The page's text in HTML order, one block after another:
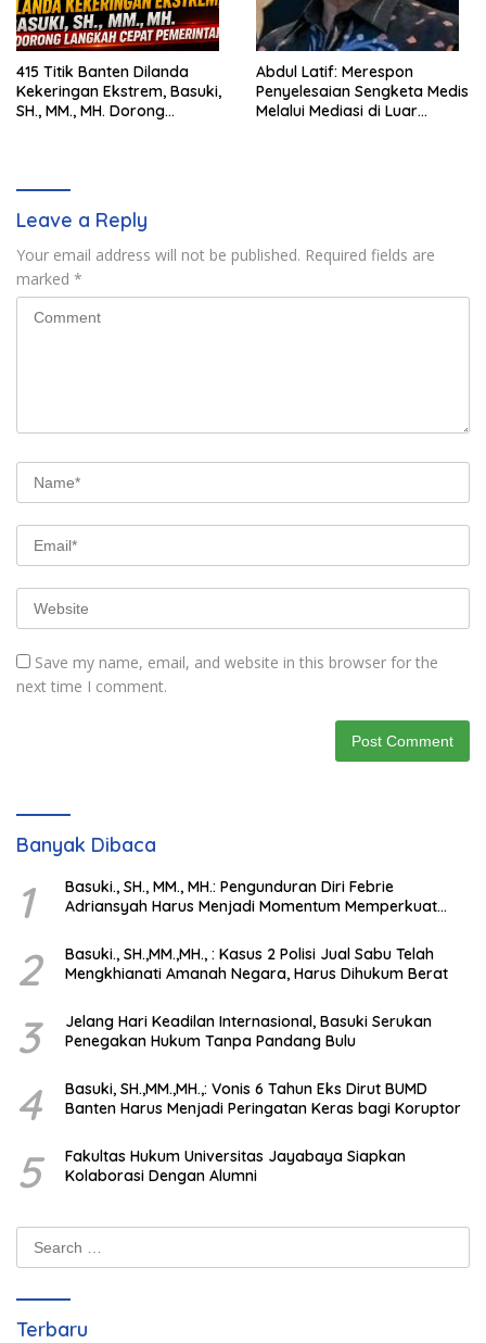
415 Titik Banten Dilanda
Kekeringan Ekstrem, Basuki,
SH., MM., MH. Dorong
Abdul Latif: Merespon
Penyelesaian Sengketa Medis
Melalui Mediasi di Luar
Leave a Reply
Your email address will not be published. Required fields are
marked *
Save my name, email, and website in this browser for the
next time I comment.
Banyak Dibaca
1
Basuki., SH., MM., MH.: Pengunduran Diri Febrie
Adriansyah Harus Menjadi Momentum Memperkuat
2
Basuki., SH.,MM.,MH., : Kasus 2 Polisi Jual Sabu Telah
Mengkhianati Amanah Negara, Harus Dihukum Berat
3
Jelang Hari Keadilan Internasional, Basuki Serukan
Penegakan Hukum Tanpa Pandang Bulu
4
Basuki, SH.,MM.,MH.,: Vonis 6 Tahun Eks Dirut BUMD
Banten Harus Menjadi Peringatan Keras bagi Koruptor
5
Fakultas Hukum Universitas Jayabaya Siapkan
Kolaborasi Dengan Alumni
Terbaru